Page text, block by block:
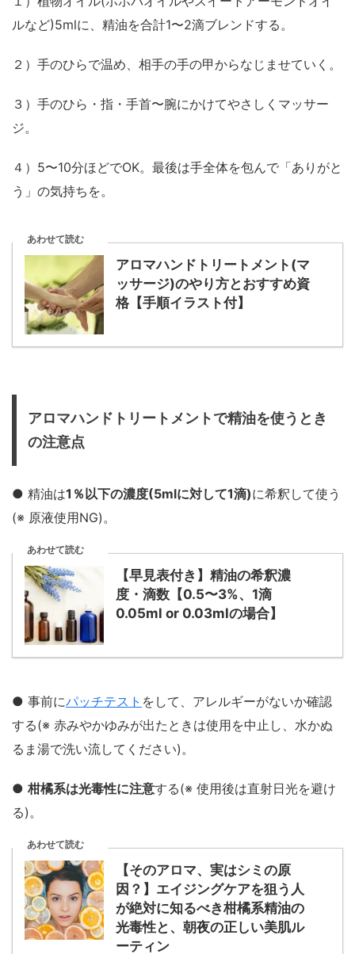
ルなど)5mlに、精油を合計1〜2滴ブレンドする。
２）手のひらで温め、相手の手の甲からなじませていく。
３）手のひら・指・手首〜腕にかけてやさしくマッサー
ジ。
４）5〜10分ほどでOK。最後は手全体を包んで「ありがと
う」の気持ちを。
あわせて読む
アロマハンドトリートメント(マ
ッサージ)のやり方とおすすめ資
格【手順イラスト付】
アロマハンドトリートメントで精油を使うとき
の注意点
● 精油は1％以下の濃度(5mlに対して1滴)に希釈して使う
(※ 原液使用NG)。
あわせて読む
【早見表付き】精油の希釈濃
度・滴数【0.5〜3%、1滴
0.05ml or 0.03mlの場合】
● 事前にパッチテスト をして、アレルギーがないか確認
する(※ 赤みやかゆみが出たときは使用を中止し、水かぬ
るま湯で洗い流してください)。
● 柑橘系は光毒性に注意する(※ 使用後は直射日光を避け
る)。
あわせて読む
【そのアロマ、実はシミの原
因？】エイジングケアを狙う人
が絶対に知るべき柑橘系精油の
光毒性と、朝夜の正しい美肌ル
ーティン